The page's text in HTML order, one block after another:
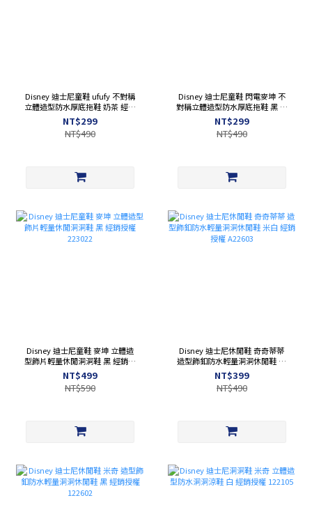
Disney 迪士尼童鞋 ufufy 不對稱
立體造型防水厚底拖鞋 奶茶 經銷
授權 H24612
NT$299
NT$490
Disney 迪士尼童鞋 閃電麥坤 不
對稱立體造型防水厚底拖鞋 黑 經
銷授權 224567
NT$299
NT$490
Disney 迪士尼童鞋 麥坤 立體造
型飾片輕量休閒洞洞鞋 黑 經銷授
權 223022
NT$499
NT$590
Disney 迪士尼休閒鞋 奇奇蒂蒂
造型飾釦防水輕量洞洞休閒鞋 米
白 經銷授權 A22603
NT$399
NT$490